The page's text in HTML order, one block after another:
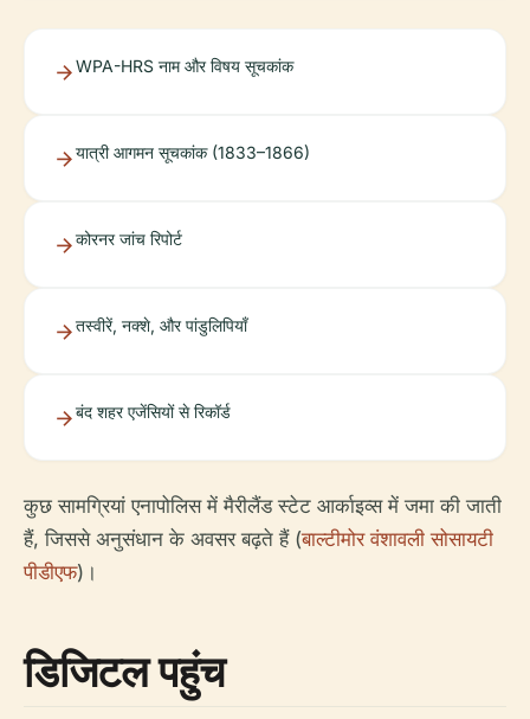
WPA-HRS नाम और विषय सूचकांक
यात्री आगमन सूचकांक (1833–1866)
कोरनर जांच रिपोर्ट
तस्वीरें, नक्शे, और पांडुलिपियाँ
बंद शहर एजेंसियों से रिकॉर्ड
कुछ सामग्रियां एनापोलिस में मैरीलैंड स्टेट आर्काइव्स में जमा की जाती
हैं, जिससे अनुसंधान के अवसर बढ़ते हैं (बाल्टीमोर वंशावली सोसायटी
पीडीएफ)।
डिजिटल पहुंच